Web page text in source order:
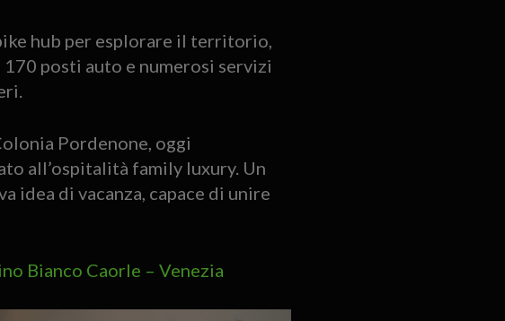
hub per esplorare il territorio,
170 posti auto e numerosi servizi
Pordenone, oggi
all’ospitalità family luxury. Un
idea di vacanza, capace di unire
Bianco Caorle – Venezia